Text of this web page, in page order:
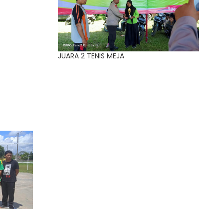
JUARA 2 TENIS MEJA